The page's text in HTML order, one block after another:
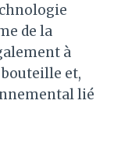
de la
à
bouteille et,
lié